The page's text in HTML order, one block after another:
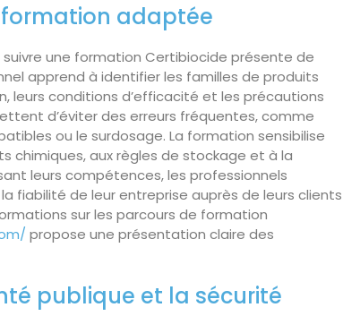
formation adaptée
une formation Certibiocide présente de
apprend à identifier les familles de produits
leurs conditions d’efficacité et les précautions
d’éviter des erreurs fréquentes, comme
ou le surdosage. La formation sensibilise
chimiques, aux règles de stockage et à la
leurs compétences, les professionnels
fiabilité de leur entreprise auprès de leurs clients
sur les parcours de formation
propose une présentation claire des
publique et la sécurité